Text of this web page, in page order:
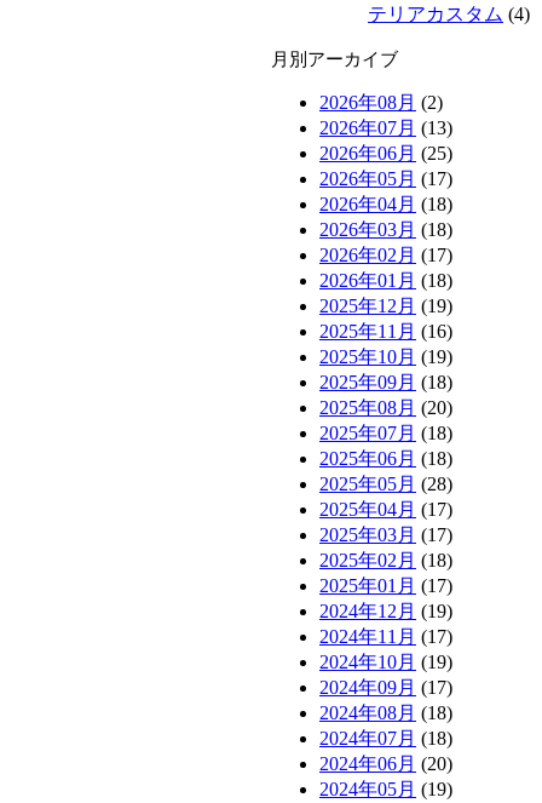
テリアカスタム (4)
月別アーカイブ
2026年08月 (2)
2026年07月 (13)
2026年06月 (25)
2026年05月 (17)
2026年04月 (18)
2026年03月 (18)
2026年02月 (17)
2026年01月 (18)
2025年12月 (19)
2025年11月 (16)
2025年10月 (19)
2025年09月 (18)
2025年08月 (20)
2025年07月 (18)
2025年06月 (18)
2025年05月 (28)
2025年04月 (17)
2025年03月 (17)
2025年02月 (18)
2025年01月 (17)
2024年12月 (19)
2024年11月 (17)
2024年10月 (19)
2024年09月 (17)
2024年08月 (18)
2024年07月 (18)
2024年06月 (20)
2024年05月 (19)